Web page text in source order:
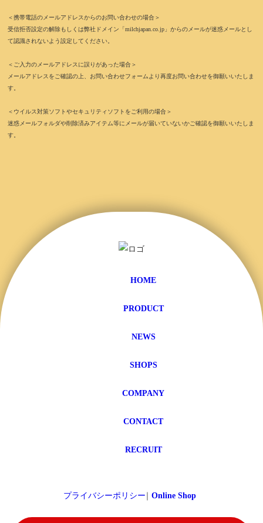
＜携帯電話のメールアドレスからのお問い合わせの場合＞
受信拒否設定の解除もしくは弊社ドメイン「milchjapan.co.jp」からのメールが迷惑メールとし
て認識されないよう設定してください。
＜ご入力のメールアドレスに誤りがあった場合＞
メールアドレスをご確認の上、お問い合わせフォームより再度お問い合わせを御願いいたしま
す。
＜ウイルス対策ソフトやセキュリティソフトをご利用の場合＞
迷惑メールフォルダや削除済みアイテム等にメールが届いていないかご確認を御願いいたしま
す。
HOME
PRODUCT
NEWS
SHOPS
COMPANY
CONTACT
RECRUIT
プライバシーポリシー Online Shop